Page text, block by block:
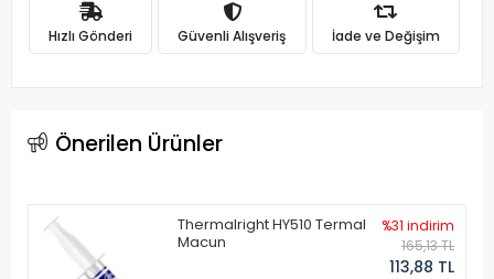
Hızlı Gönderi Güvenli Alışveriş İade ve Değişim
Önerilen Ürünler
Thermalright HY510 Termal
Macun
%31 indirim
165,13 TL
113,88 TL